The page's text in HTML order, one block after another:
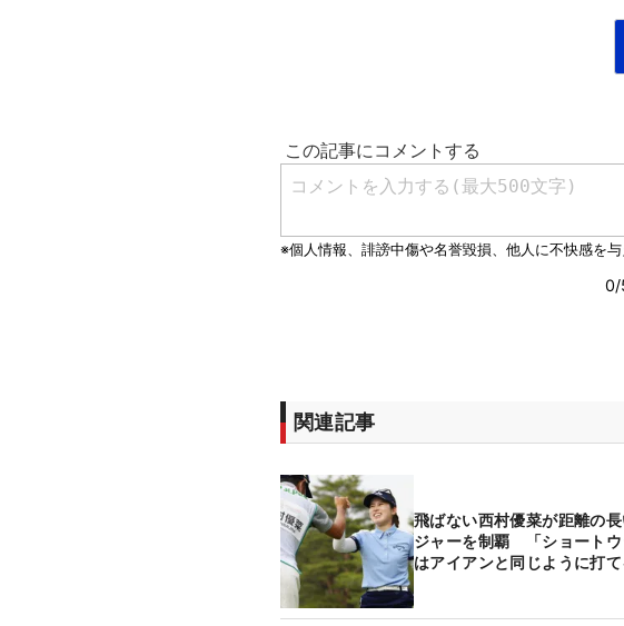
関連記事
飛ばない西村優菜が距離の長
ジャーを制覇 「ショートウ
はアイアンと同じように打て